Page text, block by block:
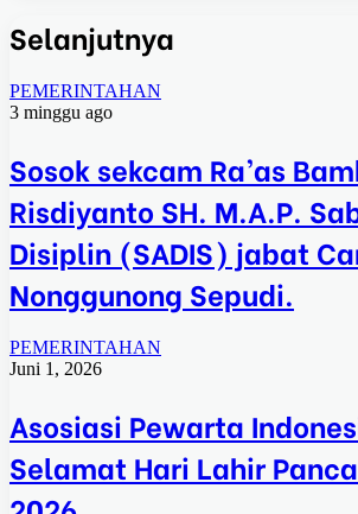
Selanjutnya
PEMERINTAHAN
3 minggu ago
Sosok sekcam Ra’as
Risdiyanto SH. M.A.P.
Disiplin (SADIS) jabat
Nonggunong Sepudi.
PEMERINTAHAN
Juni 1, 2026
Asosiasi Pewarta
Selamat Hari Lahir